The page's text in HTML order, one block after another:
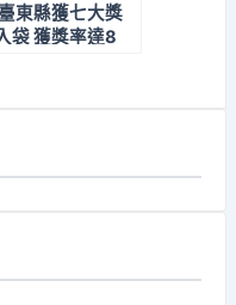
東縣獲七大獎
袋 獲獎率達8